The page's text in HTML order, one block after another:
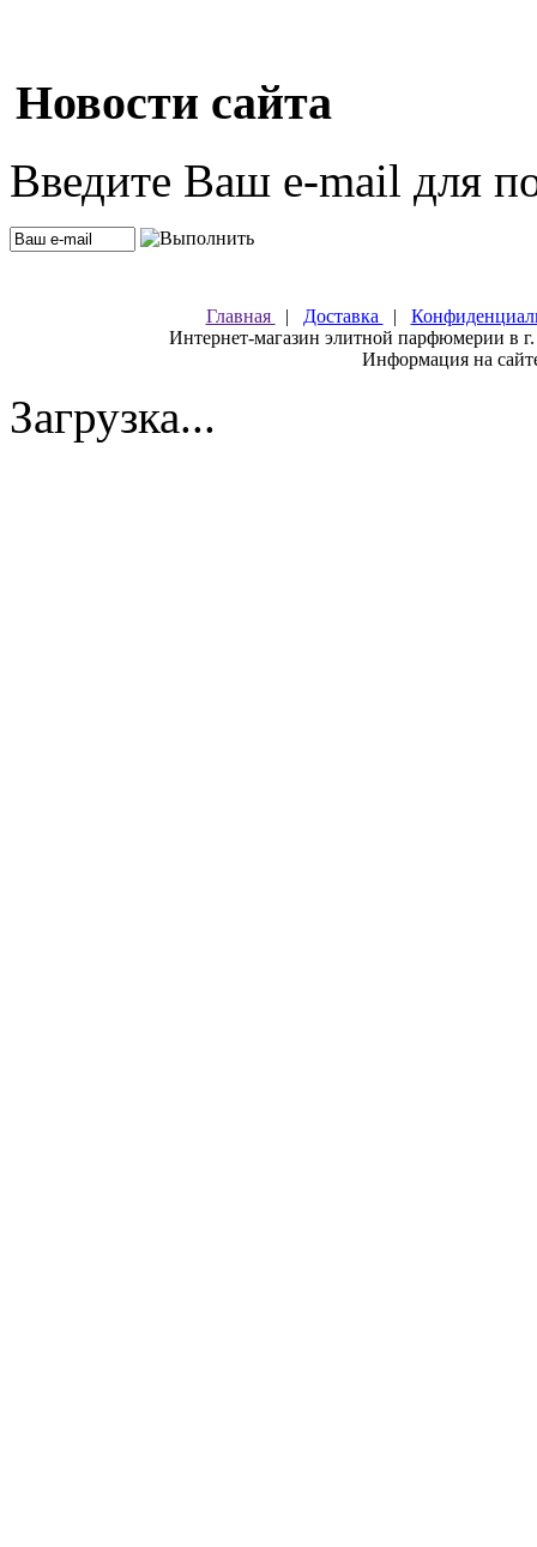
Новости сайта
Введите Ваш e-mail для
Главная | Доставка |
Интернет-магазин элитной парфюмерии в
Информация на
Загрузка...